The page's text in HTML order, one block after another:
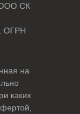
ООО СК
ОГРН
на
каких